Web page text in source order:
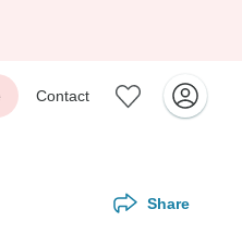
Contact
Share